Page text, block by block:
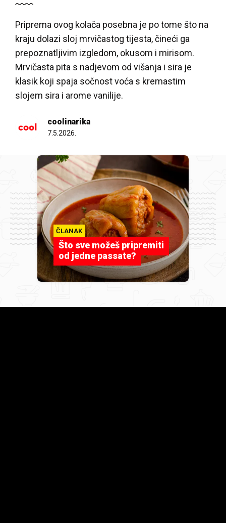
Priprema ovog kolača posebna je po tome što na
kraju dolazi sloj mrvičastog tijesta, čineći ga
prepoznatljivim izgledom, okusom i mirisom.
Mrvičasta pita s nadjevom od višanja i sira je
klasik koji spaja sočnost voća s kremastim
slojem sira i arome vanilije.
coolinarika
7.5.2026.
ČLANAK
Što sve možeš pripremiti
od jedne passate?